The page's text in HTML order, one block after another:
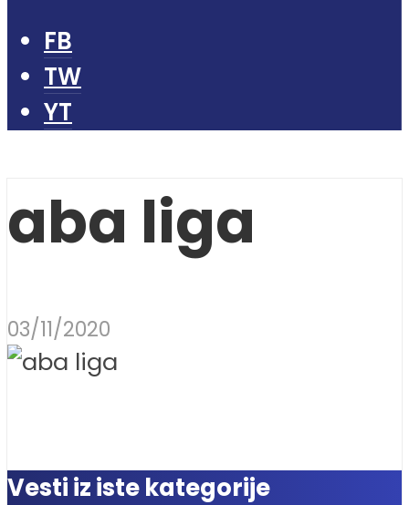
FB
TW
YT
aba liga
03/11/2020
Vesti iz iste kategorije